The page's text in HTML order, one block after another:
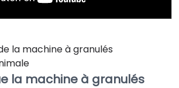
la machine à granulés
la machine à granulés